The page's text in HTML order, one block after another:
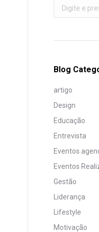
Search:
Blog
artigo
Design
Educação
Entrevista
Eventos
Eventos
Gestão
Liderança
Lifestyle
Motivação